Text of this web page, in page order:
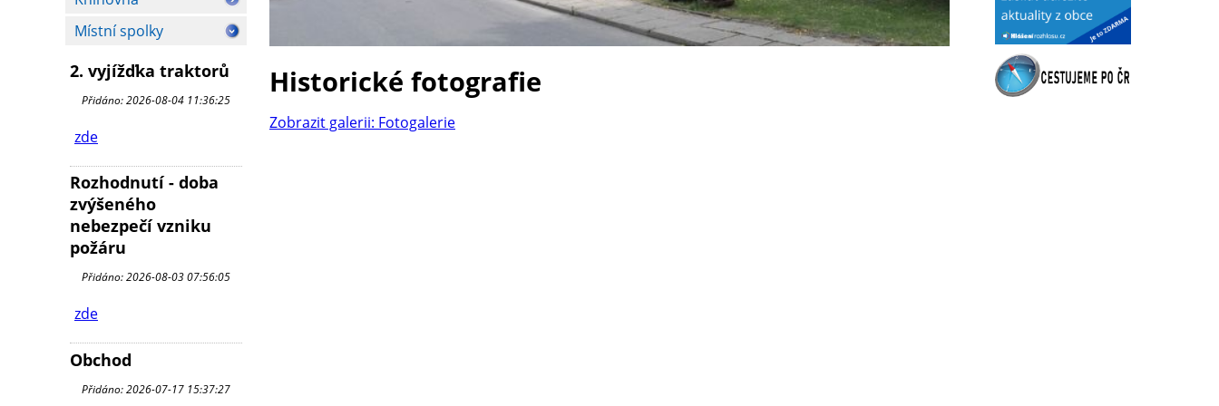
Místní spolky
2. vyjížďka traktorů
Přidáno: 2026-08-04 11:36:25
zde
Rozhodnutí - doba
zvýšeného
nebezpečí vzniku
požáru
Přidáno: 2026-08-03 07:56:05
zde
Obchod
Přidáno: 2026-07-17 15:37:27
Historické fotografie
Zobrazit galerii: Fotogalerie